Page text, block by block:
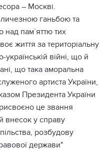
– Москві.
ганьбою та
над пам`яттю тих
життя за територіальну
українській війні, що й
що така аморальна
артиста України,
Президента України
це звання
внесок у справу
розбудову
держави"